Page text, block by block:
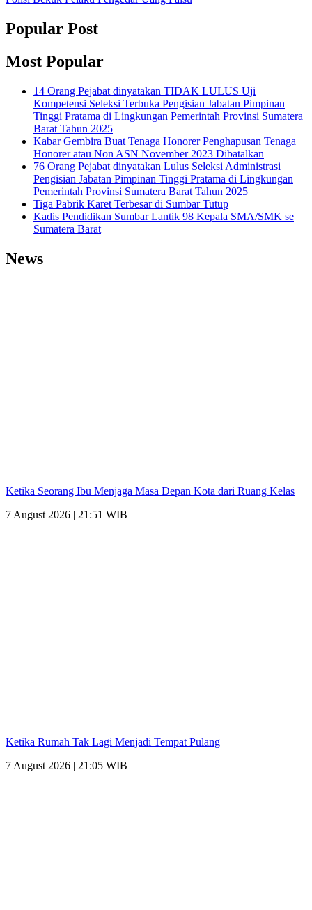
Popular Post
Most Popular
14 Orang Pejabat dinyatakan TIDAK LULUS Uji
Kompetensi Seleksi Terbuka Pengisian Jabatan Pimpinan
Tinggi Pratama di Lingkungan Pemerintah Provinsi Sumatera
Barat Tahun 2025
Kabar Gembira Buat Tenaga Honorer Penghapusan Tenaga
Honorer atau Non ASN November 2023 Dibatalkan
76 Orang Pejabat dinyatakan Lulus Seleksi Administrasi
Pengisian Jabatan Pimpinan Tinggi Pratama di Lingkungan
Pemerintah Provinsi Sumatera Barat Tahun 2025
Tiga Pabrik Karet Terbesar di Sumbar Tutup
Kadis Pendidikan Sumbar Lantik 98 Kepala SMA/SMK se
Sumatera Barat
News
Ketika Seorang Ibu Menjaga Masa Depan Kota dari Ruang Kelas
7 August 2026 | 21:51 WIB
Ketika Rumah Tak Lagi Menjadi Tempat Pulang
7 August 2026 | 21:05 WIB